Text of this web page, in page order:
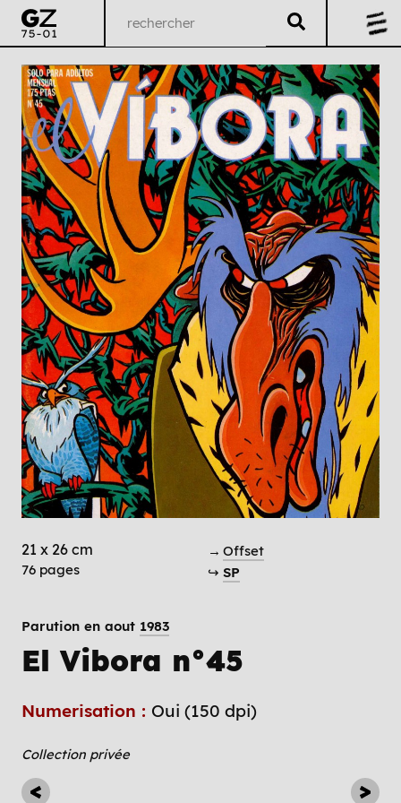
21 x 26 cm
76 pages
→ Offset
↪ SP
Parution en aout 1983
El Vibora n°45
Numerisation : Oui (150 dpi)
Collection privée